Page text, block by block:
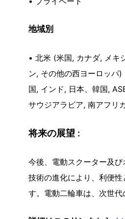
地域別
• 北米 (米国, カナダ, メキ
ン, その他の西ヨーロッパ
国, インド, 日本、韓国,
サウジアラビア, 南アフリ
将来の展望 :
今後、電動スクーター及
技術の進化により、利便
す。電動二輪車は、次世